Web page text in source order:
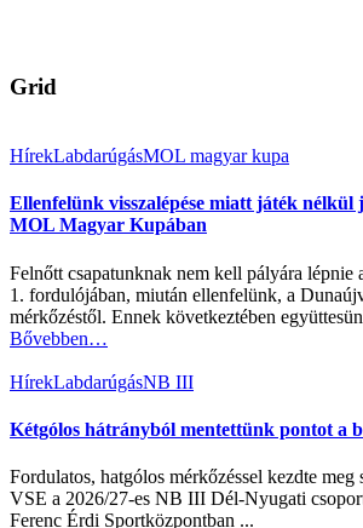
Grid
HírekLabdarúgásMOL magyar kupa
Ellenfelünk visszalépése miatt játék
MOL Magyar Kupában
Felnőtt csapatunknak nem kell pályára
1. fordulójában, miután ellenfelünk, a
mérkőzéstől. Ennek következtében
Bővebben…
HírekLabdarúgásNB III
Kétgólos hátrányból mentettünk pontot a
Fordulatos, hatgólos mérkőzéssel kezdte meg
VSE a 2026/27-es NB III Dél-Nyugati
Ferenc Érdi Sportközpontban ...